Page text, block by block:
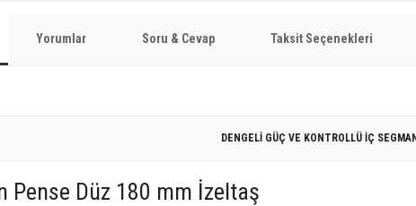
Yorumlar Soru & Cevap Taksit Seçenekleri
DENGELİ GÜÇ VE KONTROLLÜ İÇ
Pense Düz 180 mm İzeltaş